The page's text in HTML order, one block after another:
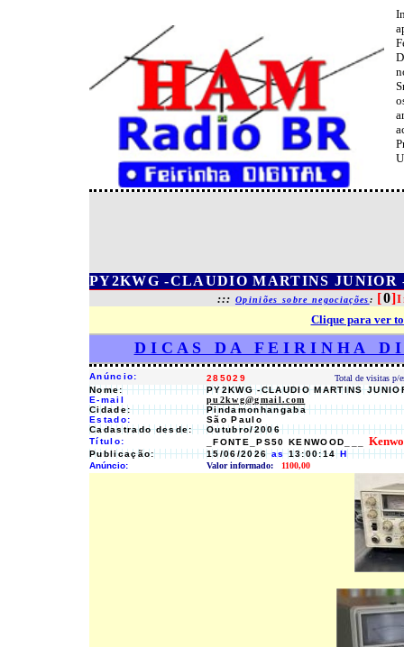
PY2KWG -CLAUDIO MARTINS JUNIOR
::: Opiniões sobre negociações: [0]
Clique para ver
D I C A S D A F E I R I N H A D
Anúncio: 285029
Total de visitas p/
Nome:
PY2KWG -CLAUDIO MARTINS
E-mail
pu2kwg@gmail.com
Cidade:
Pindamonhangaba
Estado:
São Paulo
Cadastrado desde:
Outubro/2006
Título:
_FONTE_PS50 KENWOOD___
Publicação: 15/06/2026as13:00:14H
Anúncio:
Valor informado: 1100,00